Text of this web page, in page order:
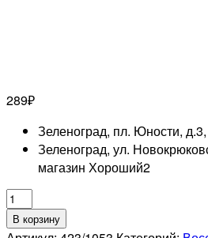
289₽
Зеленоград, пл. Юности,
Зеленоград, ул.
магазин Хороший2
Количество
товара
EL
В корзину